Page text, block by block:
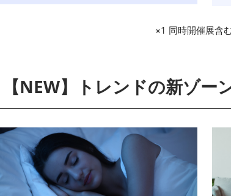
※1 同時開催展
【NEW】トレンドの新ゾー